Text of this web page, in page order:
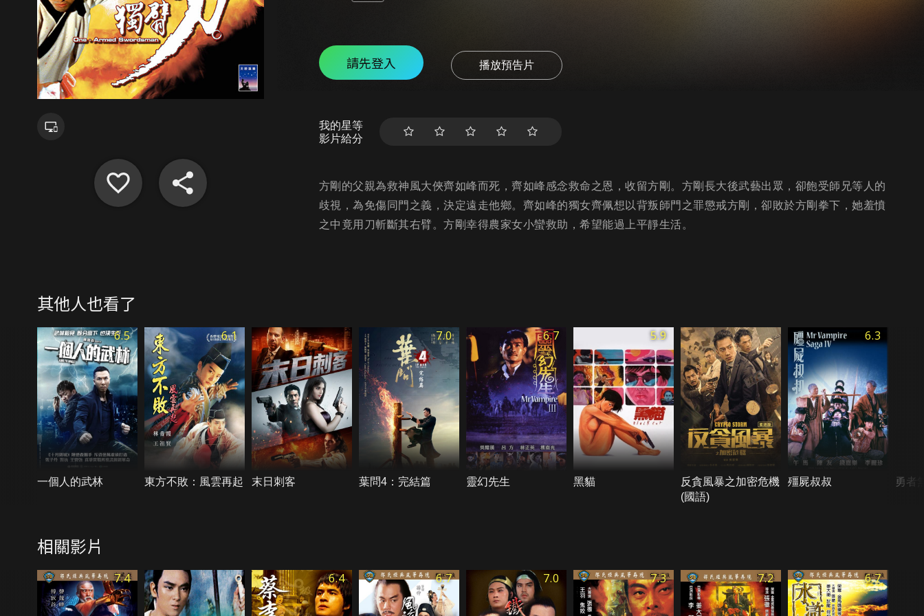
請先登入 播放預告片
我的星等
影片給分
方剛的父親為救神風大俠齊如峰而死，齊如峰感念救命之恩，收留方剛。方剛長大後武藝出眾，卻飽受師兄等人的
歧視，為免傷同門之義，決定遠走他鄉。齊如峰的獨女齊佩想以背叛師門之罪懲戒方剛，卻敗於方剛拳下，她羞憤
之中竟用刀斬斷其右臂。方剛幸得農家女小蠻救助，希望能過上平靜生活。
其他人也看了
6.5
一個人的武林
6.1
東方不敗：風雲再起 末日刺客
7.0
葉問4：完結篇
6.7
靈幻先生
5.9
黑貓
反貪風暴之加密危機
(國語)
6.3
殭屍叔叔 勇者
相關影片
7.4 6.4 6.7 7.0 7.3 7.2 6.7